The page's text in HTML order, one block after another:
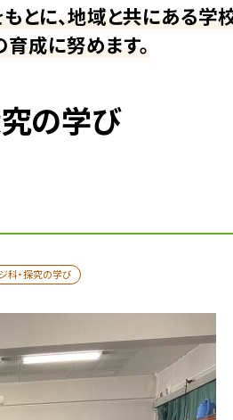
に、地域と共にある学
成に努めます。
の学び
科・探究の学び